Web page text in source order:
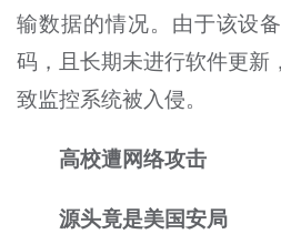
输数据的情况。由于该设
码，且长期未进行软件更新
致监控系统被入侵。
高校遭网络攻击
源头竟是美国安局